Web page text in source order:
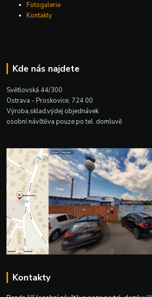
Fotogalerie
Kontakty
Kde nás najdete
Světlovská 44/300
Ostrava - Proskovice, 724 00
Výroba,sklad,výdej objednávek
osobní návštěva pouze po tel. domluvě
Kontakty